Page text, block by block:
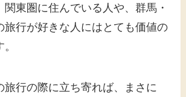
東圏に住んでいる人や、群馬・
旅行が好きな人にはとても価値の
旅行の際に立ち寄れば、まさに